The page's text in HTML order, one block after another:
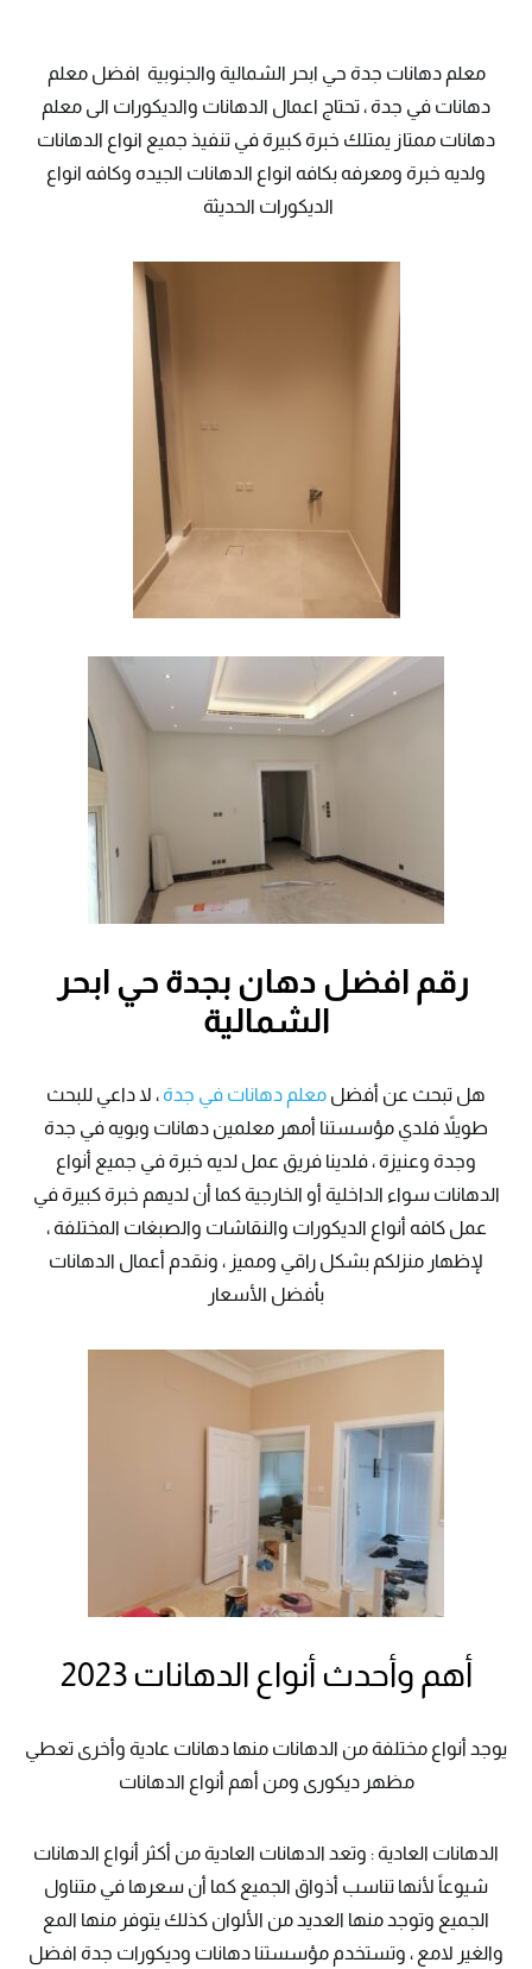
معلم دهانات جدة حي ابحر الشمالية والجنوبية افضل معلم
دهانات في جدة ، تحتاج اعمال الدهانات والديكورات الى معلم
دهانات ممتاز يمتلك خبرة كبيرة في تنفيذ جميع انواع الدهانات
ولديه خبرة ومعرفه بكافه انواع الدهانات الجيده وكافه انواع
الديكورات الحديثة
رقم افضل دهان بجدة حي ابحر
الشمالية
هل تبحث عن أفضل معلم دهانات في جدة ، لا داعي للبحث
طويلاً فلدي مؤسستنا أمهر معلمين دهانات وبويه في جدة
وجدة وعنيزة ، فلدينا فريق عمل لديه خبرة في جميع أنواع
الدهانات سواء الداخلية أو الخارجية كما أن لديهم خبرة كبيرة في
عمل كافه أنواع الديكورات والنقاشات والصبغات المختلفة ،
لإظهار منزلكم بشكل راقي ومميز ، ونقدم أعمال الدهانات
بأفضل الأسعار
أهم وأحدث أنواع الدهانات 2023
يوجد أنواع مختلفة من الدهانات منها دهانات عادية وأخرى تعطي
مظهر ديكورى ومن أهم أنواع الدهانات
الدهانات العادية : وتعد الدهانات العادية من أكثر أنواع الدهانات
شيوعاً لأنها تناسب أذواق الجميع كما أن سعرها في متناول
الجميع وتوجد منها العديد من الألوان كذلك يتوفر منها المع
والغير لامع ، وتستخدم مؤسستنا دهانات وديكورات جدة افضل